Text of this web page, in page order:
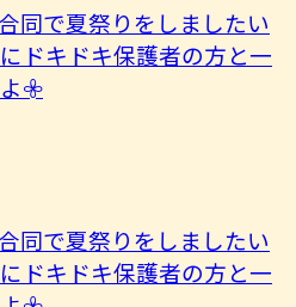
同で夏祭りをしましたい
ドキドキ保護者の方と一
よ︎𖧷
同で夏祭りをしましたい
ドキドキ保護者の方と一